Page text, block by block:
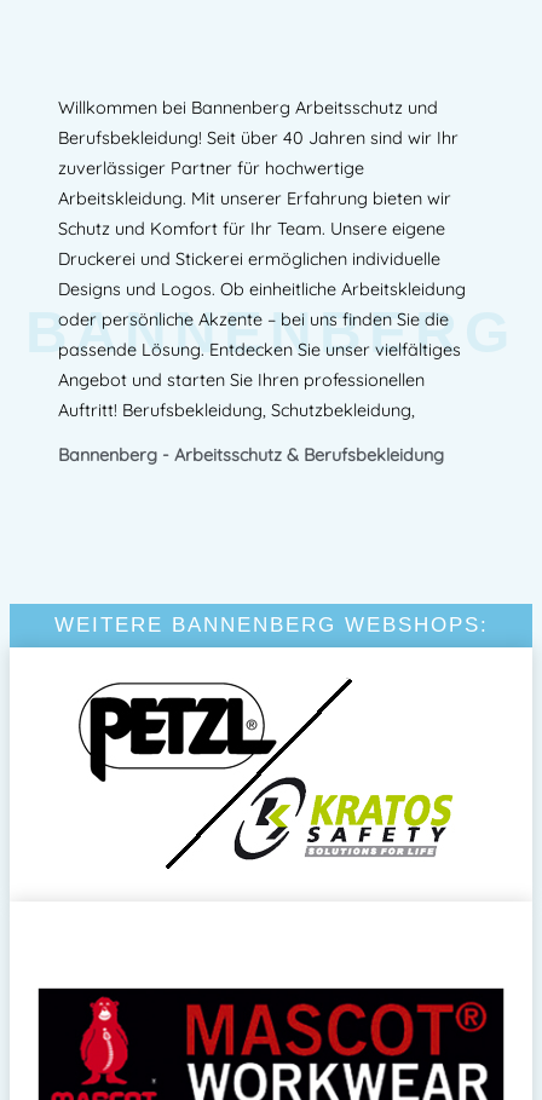
Willkommen bei Bannenberg Arbeitsschutz und
Berufsbekleidung! Seit über 40 Jahren sind wir Ihr
zuverlässiger Partner für hochwertige
Arbeitskleidung. Mit unserer Erfahrung bieten wir
Schutz und Komfort für Ihr Team. Unsere eigene
Druckerei und Stickerei ermöglichen individuelle
Designs und Logos. Ob einheitliche Arbeitskleidung
oder persönliche Akzente – bei uns finden Sie die
passende Lösung. Entdecken Sie unser vielfältiges
Angebot und starten Sie Ihren professionellen
Auftritt! Berufsbekleidung, Schutzbekleidung,
Bannenberg - Arbeitsschutz & Berufsbekleidung
BANNENBERG
WEITERE BANNENBERG WEBSHOPS: